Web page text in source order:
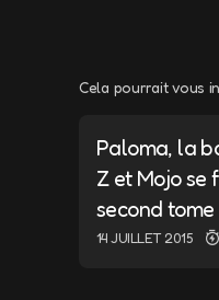
Cela pourrait vous
Paloma, la
Z et Mojo se
second tome
14 JUILLET 2015